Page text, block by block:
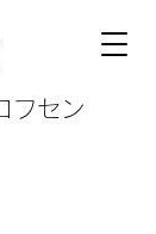
フセン